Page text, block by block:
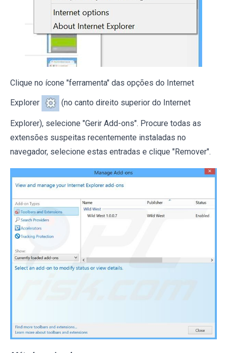
Clique no ícone "ferramenta" das opções do Internet
Explorer (no canto direito superior do Internet
Explorer), selecione "Gerir Add-ons". Procure todas as
extensões suspeitas recentemente instaladas no
navegador, selecione estas entradas e clique "Remover".